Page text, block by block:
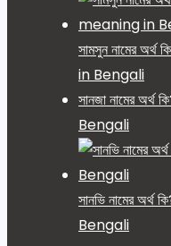
সামসুন নামের
in Bengali
সানজা নামের
Bengali
সানভি নামের
Bengali